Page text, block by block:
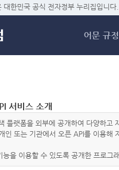
메
대한민국 공식 전자정부 누리집입니다.
어문 규정
서비스 소개
플랫폼을 외부에 공개하여 다양하
인 또는 기관에서 오픈 API를 이용해
을 이용할 수 있도록 공개한 프로그